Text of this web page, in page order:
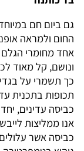
גם ביום חם
החום ולמראה
אחד מחומרי הגלם
ונושם, קל מאוד
כך תשמרי על
תכופות בתכנית
כביסה עדינים,
אנו ממליצות
כביסה אשר